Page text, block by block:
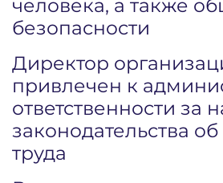
человека, а также
безопасности
Директор
привлечен к
ответственности за
законодательства
труда